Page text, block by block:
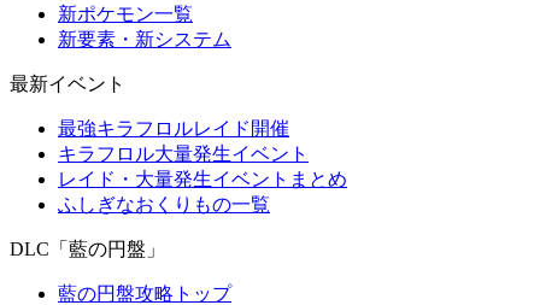
新ポケモン一覧
新要素・新システム
最新イベント
最強キラフロルレイド開催
キラフロル大量発生イベント
レイド・大量発生イベントまとめ
ふしぎなおくりもの一覧
DLC「藍の円盤」
藍の円盤攻略トップ